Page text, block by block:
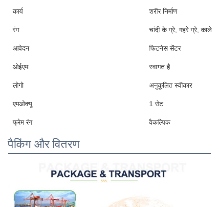
कार्य शरीर निर्माण
रंग चांदी के ग्रे, गहरे ग्रे, काले
आवेदन फिटनेस सेंटर
ओईएम स्वागत है
लोगो अनुकूलित स्वीकार
एमओक्यू 1 सेट
फ्रेम रंग वैकल्पिक
पैकिंग और वितरण